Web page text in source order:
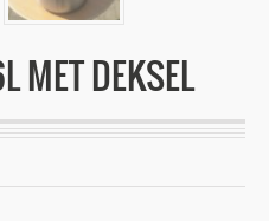
MET DEKSEL